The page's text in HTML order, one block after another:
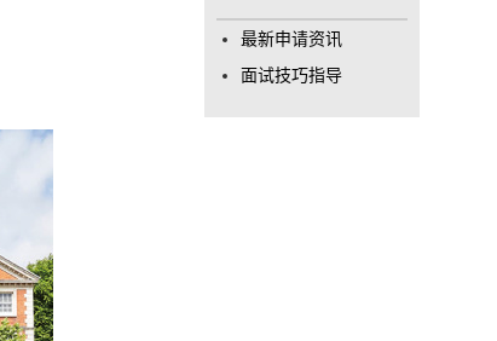
最新申请资讯
面试技巧指导